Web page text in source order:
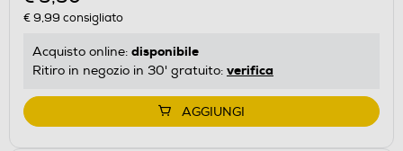
€ 9,99 consigliato
Acquisto online: disponibile
Ritiro in negozio in 30' gratuito: verifica
AGGIUNGI